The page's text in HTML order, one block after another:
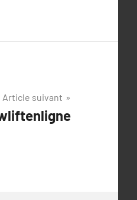
Article suivant